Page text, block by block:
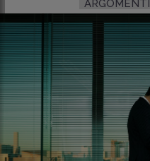
ARGOMENTI